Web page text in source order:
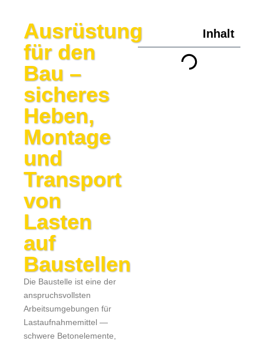
Ausrüstung
für den
Bau –
sicheres
Heben,
Montage
und
Transport
von
Lasten
auf
Baustellen
Die Baustelle ist eine der
anspruchsvollsten
Arbeitsumgebungen für
Lastaufnahmemittel —
schwere Betonelemente,
Inhalt